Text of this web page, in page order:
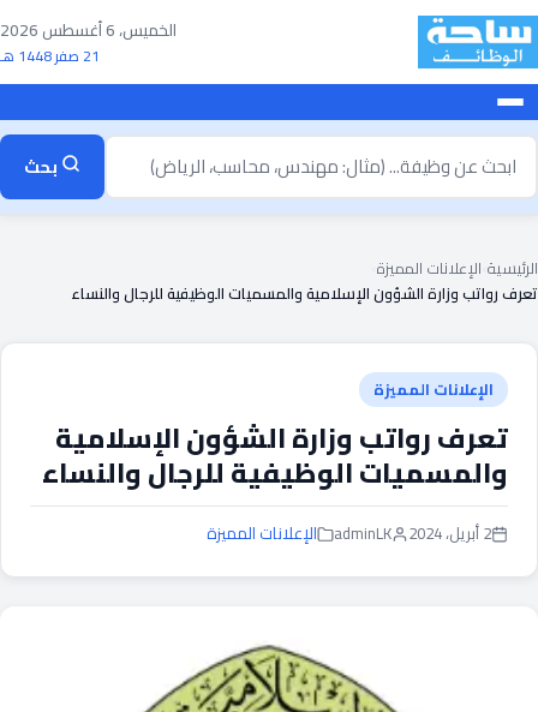
تخطى
إلى
المحتوى
الخميس، 6 أغسطس 2026
21 صفر 1448 هـ
ابحث
بحث
الرئيسية الإعلانات المميزة
تعرف رواتب وزارة الشؤون الإسلامية والمسميات الوظيفية للرجال والنساء
الإعلانات المميزة
تعرف رواتب وزارة الشؤون الإسلامية
والمسميات الوظيفية للرجال والنساء
2 أبريل، 2024 adminLK الإعلانات المميزة